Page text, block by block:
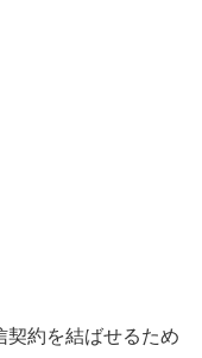
契約を結ばせるため